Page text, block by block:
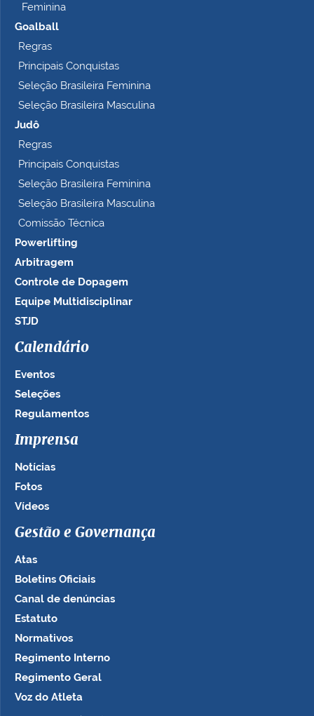
Feminina
Goalball
Regras
Principais Conquistas
Seleção Brasileira Feminina
Seleção Brasileira Masculina
Judô
Regras
Principais Conquistas
Seleção Brasileira Feminina
Seleção Brasileira Masculina
Comissão Técnica
Powerlifting
Arbitragem
Controle de Dopagem
Equipe Multidisciplinar
STJD
Calendário
Eventos
Seleções
Regulamentos
Imprensa
Notícias
Fotos
Vídeos
Gestão e Governança
Atas
Boletins Oficiais
Canal de denúncias
Estatuto
Normativos
Regimento Interno
Regimento Geral
Voz do Atleta